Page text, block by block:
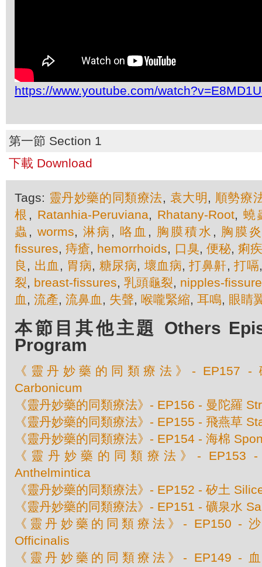
https://www.youtube.com/
第一節 Section 1
下載 Download
Tags: 靈丹妙藥的同類療法, 袁大明 , 順勢療
根 , Ratanhia-Peruviana, Rhatany-Root, 蟯
蟲 , worms, 淋病 , 咯血 , 胸膜積水 , 胸膜
fissures,痔瘡, hemorrhoids, 口臭, 便秘,痢
良 , 出血 , 胃病, 糖尿病, 壞血病,打鼻鼾,打嗝
裂, breast-fissures, 乳頭龜裂, nipples-
血 , 流產, 流鼻血 , 失聲, 喉嚨緊縮, 耳鳴, 眼睛
本節目其他主題 Others
Program
《靈丹妙藥的同類療法》- EP157 -
Carbonicum
《靈丹妙藥的同類療法》- EP156 - 曼陀羅
《靈丹妙藥的同類療法》- EP155 - 飛燕草
《靈丹妙藥的同類療法》- EP154 - 海棉
《靈丹妙藥的同類療法》- EP153
Anthelmintica
《靈丹妙藥的同類療法》- EP152 - 矽土
《靈丹妙藥的同類療法》- EP151 - 礦泉水
《靈丹妙藥的同類療法》- EP150 -
Officinalis
《靈丹妙藥的同類療法》- EP149 -